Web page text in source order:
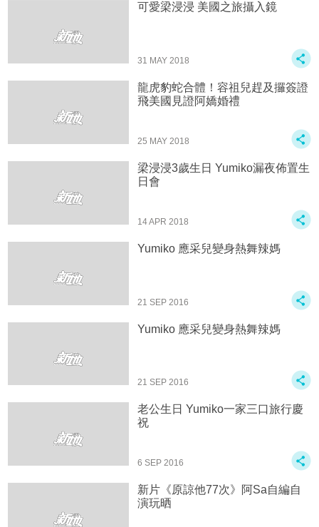
可愛梁浸浸 美國之旅攝入鏡
31 MAY 2018
龍虎豹蛇合體！容祖兒趕及攞簽證
飛美國見證阿嬌婚禮
25 MAY 2018
梁浸浸3歲生日 Yumiko漏夜佈置生
日會
14 APR 2018
Yumiko 應采兒變身熱舞辣媽
21 SEP 2016
Yumiko 應采兒變身熱舞辣媽
21 SEP 2016
老公生日 Yumiko一家三口旅行慶
祝
6 SEP 2016
新片《原諒他77次》阿Sa自編自
演玩晒